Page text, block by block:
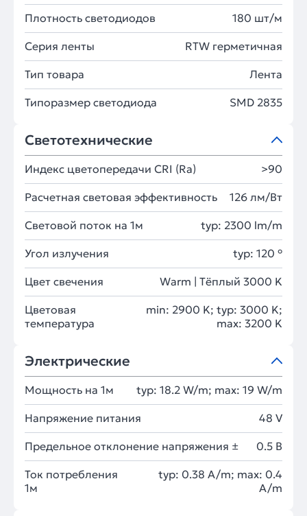
Плотность светодиодов 180 шт/м
Серия ленты RTW герметичная
Тип товара Лента
Типоразмер светодиода SMD 2835
Светотехнические
Индекс цветопередачи CRI (Ra) >90
Расчетная световая эффективность 126 лм/Вт
Световой поток на 1м typ: 2300 lm/m
Угол излучения typ: 120 °
Цвет свечения Warm | Тёплый 3000 K
Цветовая
температура
min: 2900 K; typ: 3000 K;
max: 3200 K
Электрические
Мощность на 1м typ: 18.2 W/m; max: 19 W/m
Напряжение питания 48 V
Предельное отклонение напряжения ± 0.5 В
Ток потребления
1м
typ: 0.38 A/m; max: 0.4
A/m